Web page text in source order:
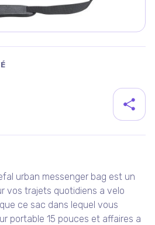
produit
urban messenger bag est un
vos trajets quotidiens a velo
ce sac dans lequel vous
portable 15 pouces et affaires a